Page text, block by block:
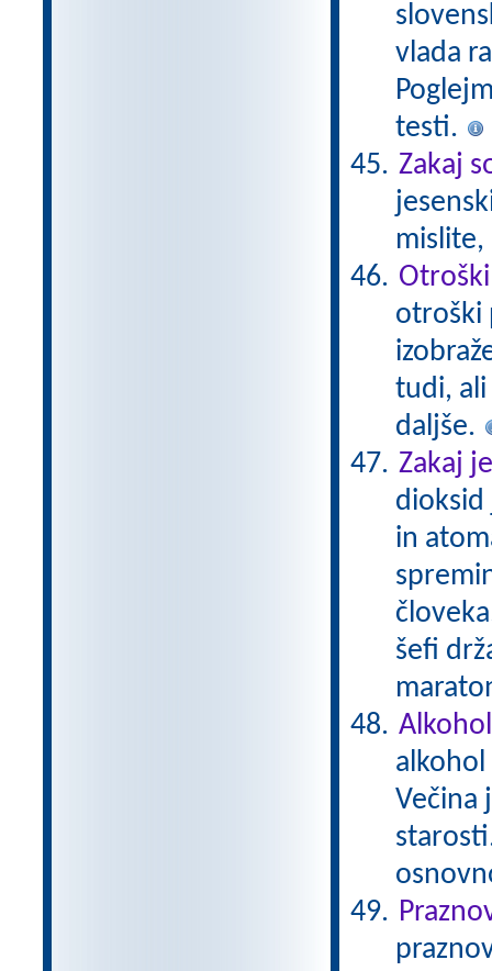
vlada
testi.
Zakaj
otroški
tudi, ali
daljše.
Zakaj
dioksid
in
šefi
alkohol
Večina